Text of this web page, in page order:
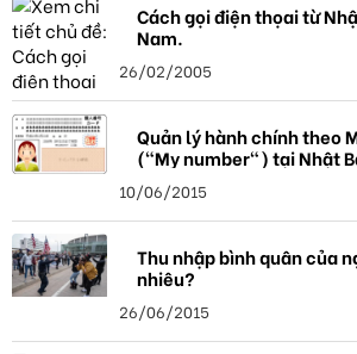
Cách gọi điện thọai từ
Nam.
26/02/2005
Quản lý hành chính theo
("My number") tại Nhật
10/06/2015
Thu nhập bình quân của
nhiêu?
26/06/2015